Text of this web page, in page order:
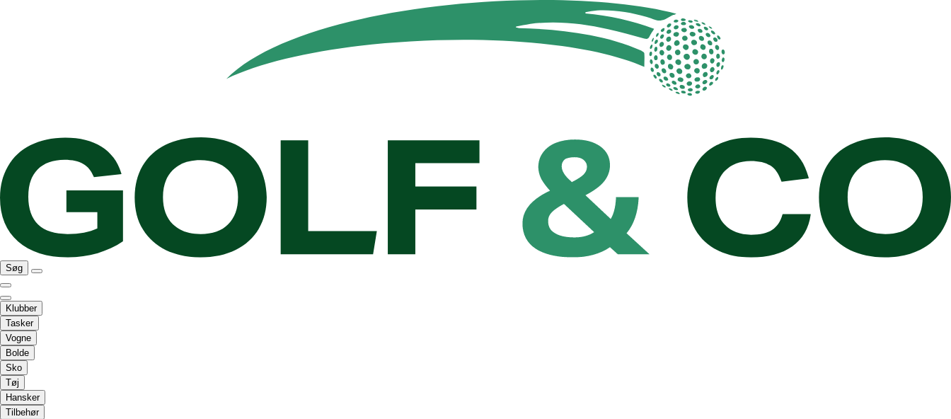
Søg
Klubber
Tasker
Vogne
Bolde
Sko
Tøj
Hansker
Tilbehør